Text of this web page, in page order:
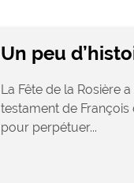
Un peu
La Fête de la Rosière
testament de François
pour perpétuer...